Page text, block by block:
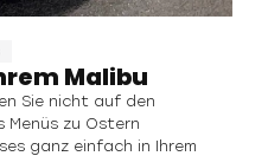
Malibu
Sie nicht auf den
Menüs zu Ostern
ganz einfach in Ihrem